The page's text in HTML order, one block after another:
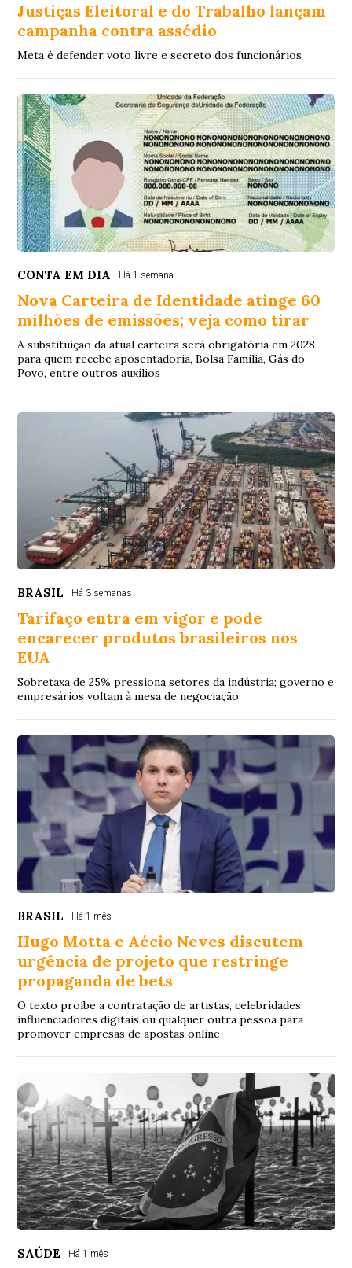
Justiças Eleitoral e do Trabalho lançam
campanha contra assédio
Meta é defender voto livre e secreto dos funcionários
CONTA EM DIA Há 1 semana
Nova Carteira de Identidade atinge 60
milhões de emissões; veja como tirar
A substituição da atual carteira será obrigatória em 2028
para quem recebe aposentadoria, Bolsa Família, Gás do
Povo, entre outros auxílios
BRASIL Há 3 semanas
Tarifaço entra em vigor e pode
encarecer produtos brasileiros nos
EUA
Sobretaxa de 25% pressiona setores da indústria; governo e
empresários voltam à mesa de negociação
BRASIL Há 1 mês
Hugo Motta e Aécio Neves discutem
urgência de projeto que restringe
propaganda de bets
O texto proíbe a contratação de artistas, celebridades,
influenciadores digitais ou qualquer outra pessoa para
promover empresas de apostas online
SAÚDE Há 1 mês